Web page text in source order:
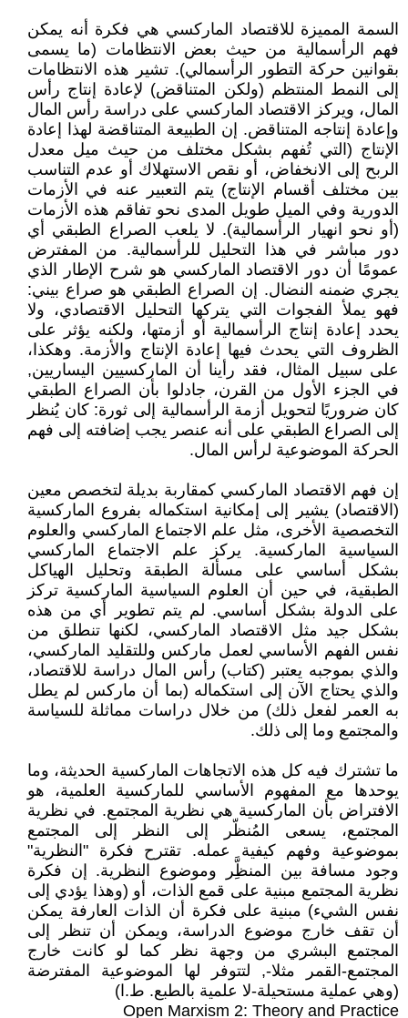
السمة المميزة للاقتصاد الماركسي هي فكرة أنه يمكن
فهم الرأسمالية من حيث بعض الانتظامات (ما يسمى
بقوانين حركة التطور الرأسمالي). تشير هذه الانتظامات
إلى النمط المنتظم (ولكن المتناقض) لإعادة إنتاج رأس
المال، ويركز الاقتصاد الماركسي على دراسة رأس المال
وإعادة إنتاجه المتناقض. إن الطبيعة المتناقضة لهذا إعادة
الإنتاج (التي تُفهم بشكل مختلف من حيث ميل معدل
الربح إلى الانخفاض، أو نقص الاستهلاك أو عدم التناسب
بين مختلف أقسام الإنتاج) يتم التعبير عنه في الأزمات
الدورية وفي الميل طويل المدى نحو تفاقم هذه الأزمات
(أو نحو انهيار الرأسمالية). لا يلعب الصراع الطبقي أي
دور مباشر في هذا التحليل للرأسمالية. من المفترض
عمومًا أن دور الاقتصاد الماركسي هو شرح الإطار الذي
يجري ضمنه النضال. إن الصراع الطبقي هو صراع بيني:
فهو يملأ الفجوات التي يتركها التحليل الاقتصادي، ولا
يحدد إعادة إنتاج الرأسمالية أو أزمتها، ولكنه يؤثر على
الظروف التي يحدث فيها إعادة الإنتاج والأزمة. وهكذا،
على سبيل المثال، فقد رأينا أن الماركسيين اليساريين,
في الجزء الأول من القرن، جادلوا بأن الصراع الطبقي
كان ضروريًا لتحويل أزمة الرأسمالية إلى ثورة: كان يُنظر
إلى الصراع الطبقي على أنه عنصر يجب إضافته إلى فهم
الحركة الموضوعية لرأس المال.
إن فهم الاقتصاد الماركسي كمقاربة بديلة لتخصص معين
(الاقتصاد) يشير إلى إمكانية استكماله بفروع الماركسية
التخصصية الأخرى، مثل علم الاجتماع الماركسي والعلوم
السياسية الماركسية. يركز علم الاجتماع الماركسي
بشكل أساسي على مسألة الطبقة وتحليل الهياكل
الطبقية، في حين أن العلوم السياسية الماركسية تركز
على الدولة بشكل أساسي. لم يتم تطوير أي من هذه
بشكل جيد مثل الاقتصاد الماركسي، لكنها تنطلق من
نفس الفهم الأساسي لعمل ماركس وللتقليد الماركسي،
والذي بموجبه يعتبر (كتاب) رأس المال دراسة للاقتصاد،
والذي يحتاج الآن إلى استكماله (بما أن ماركس لم يطل
به العمر لفعل ذلك) من خلال دراسات مماثلة للسياسة
والمجتمع وما إلى ذلك.
ما تشترك فيه كل هذه الاتجاهات الماركسية الحديثة، وما
يوحدها مع المفهوم الأساسي للماركسية العلمية، هو
الافتراض بأن الماركسية هي نظرية المجتمع. في نظرية
المجتمع، يسعى المُنظّر إلى النظر إلى المجتمع
بموضوعية وفهم كيفية عمله. تقترح فكرة "النظرية"
وجود مسافة بين المنظَِّر وموضوع النظرية. إن فكرة
نظرية المجتمع مبنية على قمع الذات، أو (وهذا يؤدي إلى
نفس الشيء) مبنية على فكرة أن الذات العارفة يمكن
أن تقف خارج موضوع الدراسة، ويمكن أن تنظر إلى
المجتمع البشري من وجهة نظر كما لو كانت خارج
المجتمع-القمر مثلا-, لتتوفر لها الموضوعية المفترضة
(وهي عملية مستحيلة-لا علمية بالطبع. ط.ا)
Open Marxism 2: Theory and Practice